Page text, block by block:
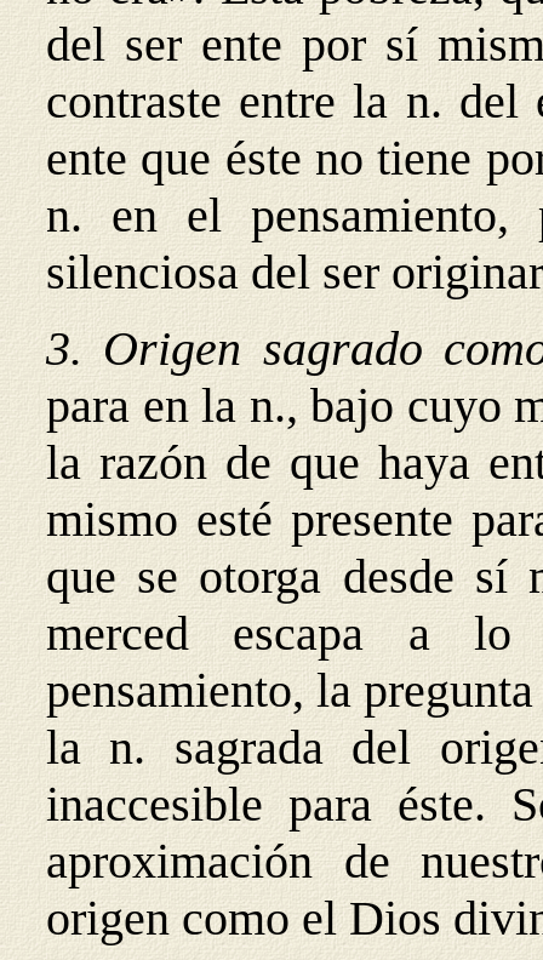
del ser ente por sí
contraste entre la n.
ente que éste no tiene
n. en el pensamiento,
silenciosa del ser
3. Origen sagrado
para en la n., bajo cuyo
la razón de que haya
mismo esté presente
que se otorga desde
merced escapa a lo
pensamiento, la
la n. sagrada del
inaccesible para éste.
aproximación de
origen como el Dios